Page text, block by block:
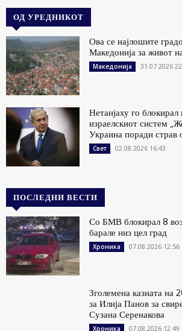
ОД УРЕДНИКОТ
Ова се најлошите
Македонија за живот
Македонија 31.07.2026
Нетанјаху го
израелскиот систем
Украина поради страв
Свет 02.08.2026 16:43
ПОСЛЕДНИ ВЕСТИ
Со БМВ блокирал 8
барале низ цел град
Хроника 07.08.2026 12:56
Зголемена казната на
за Илија Панов за
Сузана Серенакова
Хроника 07.08.2026 12:49